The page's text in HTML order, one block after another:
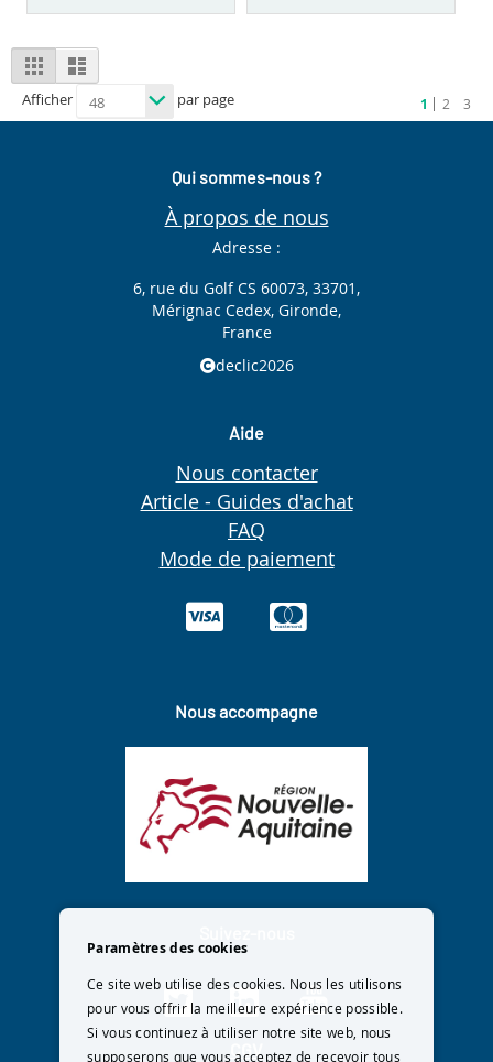
View
as
Grid List
Afficher par page Page
Vous
êtes
1 Page
2 Page
3
Qui sommes-nous ?
À propos de nous
Adresse :
6, rue du Golf CS 60073, 33701,
Mérignac Cedex, Gironde,
France
declic2026
Aide
Nous contacter
Article - Guides d'achat
FAQ
Mode de paiement
Nous accompagne
CGV
Paramètres des cookies
Ce site web utilise des cookies. Nous les utilisons
pour vous offrir la meilleure expérience possible.
Si vous continuez à utiliser notre site web, nous
supposerons que vous acceptez de recevoir tous